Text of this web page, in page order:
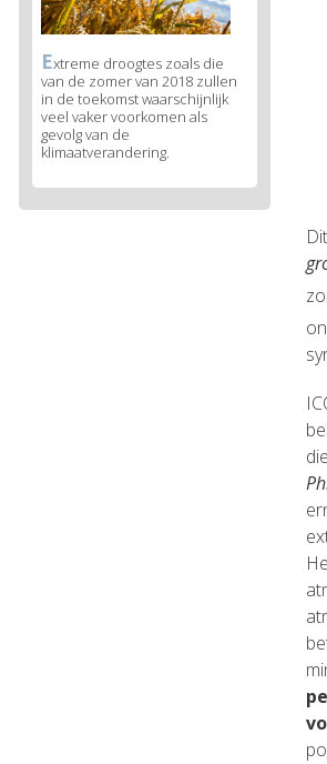
News
image
legend
1
Extreme droogtes zoals die
van de zomer van 2018 zullen
in de toekomst waarschijnlijk
veel vaker voorkomen als
gevolg van de
klimaatverandering.